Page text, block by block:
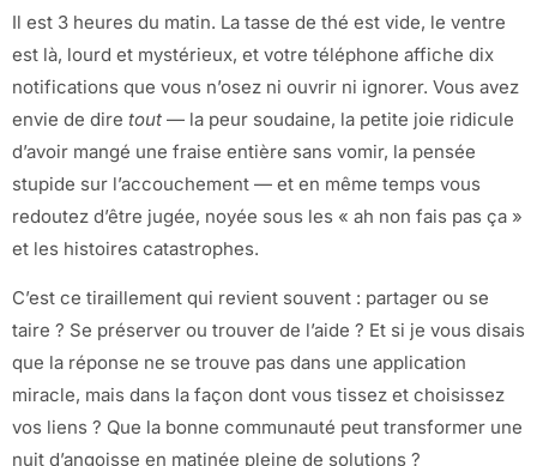
Il est 3 heures du matin. La tasse de thé est vide, le ventre
est là, lourd et mystérieux, et votre téléphone affiche dix
notifications que vous n’osez ni ouvrir ni ignorer. Vous avez
envie de dire tout — la peur soudaine, la petite joie ridicule
d’avoir mangé une fraise entière sans vomir, la pensée
stupide sur l’accouchement — et en même temps vous
redoutez d’être jugée, noyée sous les « ah non fais pas ça »
et les histoires catastrophes.
C’est ce tiraillement qui revient souvent : partager ou se
taire ? Se préserver ou trouver de l’aide ? Et si je vous disais
que la réponse ne se trouve pas dans une application
miracle, mais dans la façon dont vous tissez et choisissez
vos liens ? Que la bonne communauté peut transformer une
nuit d’angoisse en matinée pleine de solutions ?